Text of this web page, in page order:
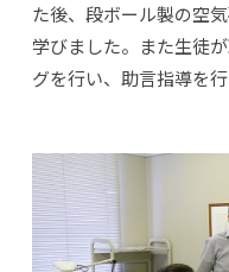
た後、段ボール製の空
学びました。また生徒
グを行い、助言指導を行